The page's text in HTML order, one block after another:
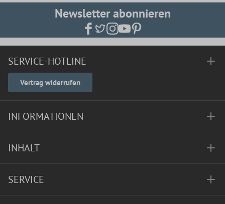
Newsletter abonnieren
SERVICE-HOTLINE
Vertrag widerrufen
INFORMATIONEN
INHALT
SERVICE